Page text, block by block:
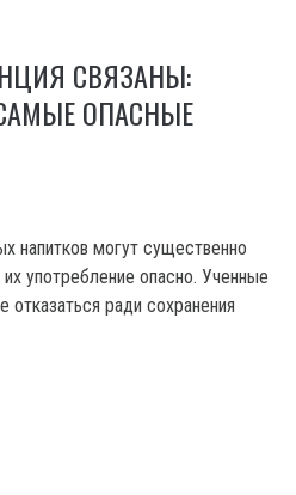
СВЯЗАНЫ:
ОПАСНЫЕ
напитков могут существенно
употребление опасно. Ученные
ради сохранения